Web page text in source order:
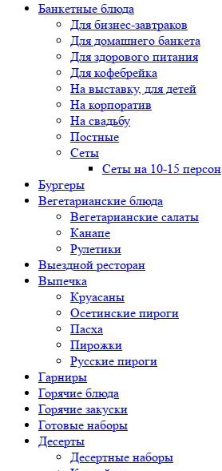
Банкетные блюда
Для бизнес-завтраков
Для домашнего банкета
Для здорового питания
Для кофебрейка
На выставку, для детей
На корпоратив
На свадьбу
Постные
Сеты
Сеты на 10-15 персон
Бургеры
Вегетарианские блюда
Вегетарианские салаты
Канапе
Рулетики
Выездной ресторан
Выпечка
Круасаны
Осетинские пироги
Пасха
Пирожки
Русские пироги
Гарниры
Горячие блюда
Горячие закуски
Готовые наборы
Десерты
Десертные наборы